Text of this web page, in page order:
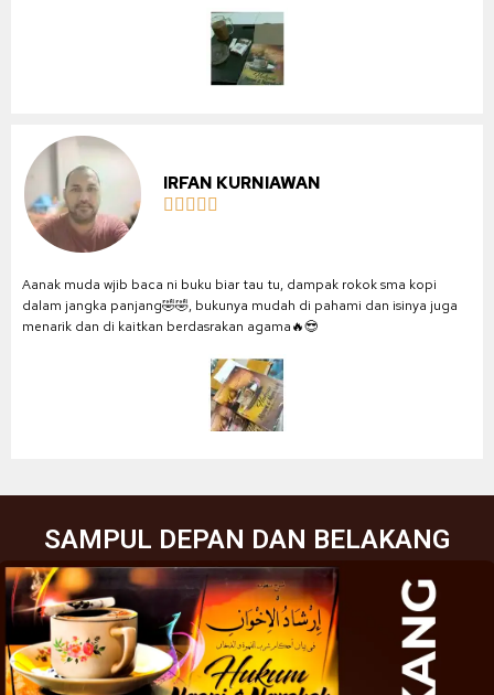
IRFAN KURNIAWAN
    
Aanak muda wjib baca ni buku biar tau tu, dampak rokok sma kopi
dalam jangka panjang🤣🤣, bukunya mudah di pahami dan isinya juga
menarik dan di kaitkan berdasrakan agama🔥😎
SAMPUL DEPAN DAN BELAKANG